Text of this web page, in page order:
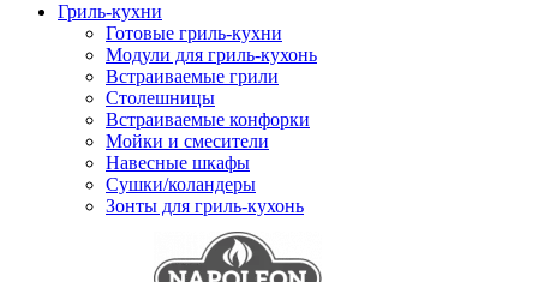
Гриль-кухни
Готовые гриль-кухни
Модули для гриль-кухонь
Встраиваемые грили
Столешницы
Встраиваемые конфорки
Мойки и смесители
Навесные шкафы
Сушки/коландеры
Зонты для гриль-кухонь